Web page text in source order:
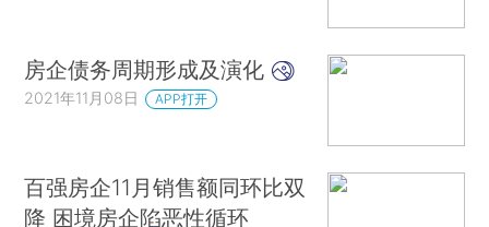
房企债务周期形成及演化
2021年11月08日 APP打开
百强房企11月销售额同环比双
降 困境房企陷恶性循环